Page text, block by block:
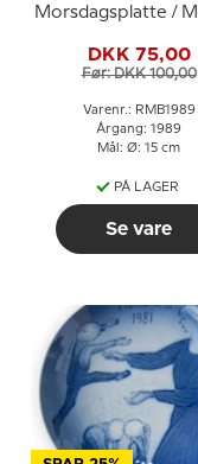
Morsdagsplatte /
Vestergaard
DKK 75,00
Før: DKK 100,00
Varenr.: RMB1989
Årgang: 1989
Mål: Ø: 15 cm
PÅ LAGER
Se vare